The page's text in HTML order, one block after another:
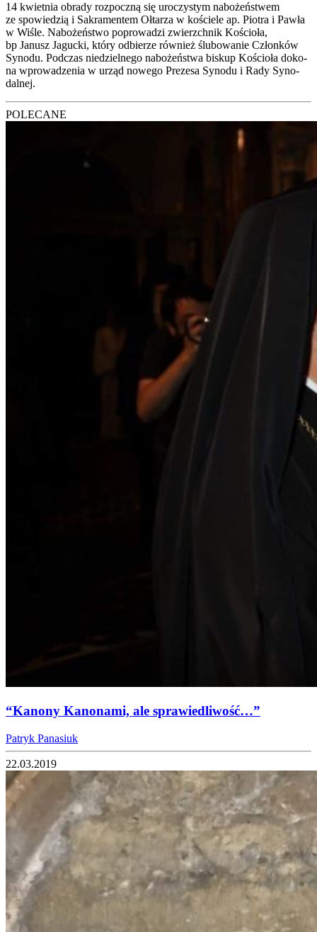
14 kwiet­nia obra­dy roz­pocz­ną się uro­czy­stym nabo­żeń­stwem
ze spo­wie­dzią i Sakra­men­tem Ołta­rza w koście­le ap. Pio­tra i Paw­ła
w Wiśle. Nabo­żeń­stwo popro­wa­dzi zwierzch­nik Kościo­ła,
bp Janusz Jaguc­ki, któ­ry odbie­rze rów­nież ślu­bo­wa­nie Człon­ków
Syno­du. Pod­czas nie­dziel­ne­go nabo­żeń­stwa biskup Kościo­ła doko­
na wpro­wa­dze­nia w urząd nowe­go Pre­ze­sa Syno­du i Rady Syno­
dal­nej.
POLECANE
“Kanony Kanonami, ale sprawiedliwość…”
Patryk Panasiuk
22.03.2019